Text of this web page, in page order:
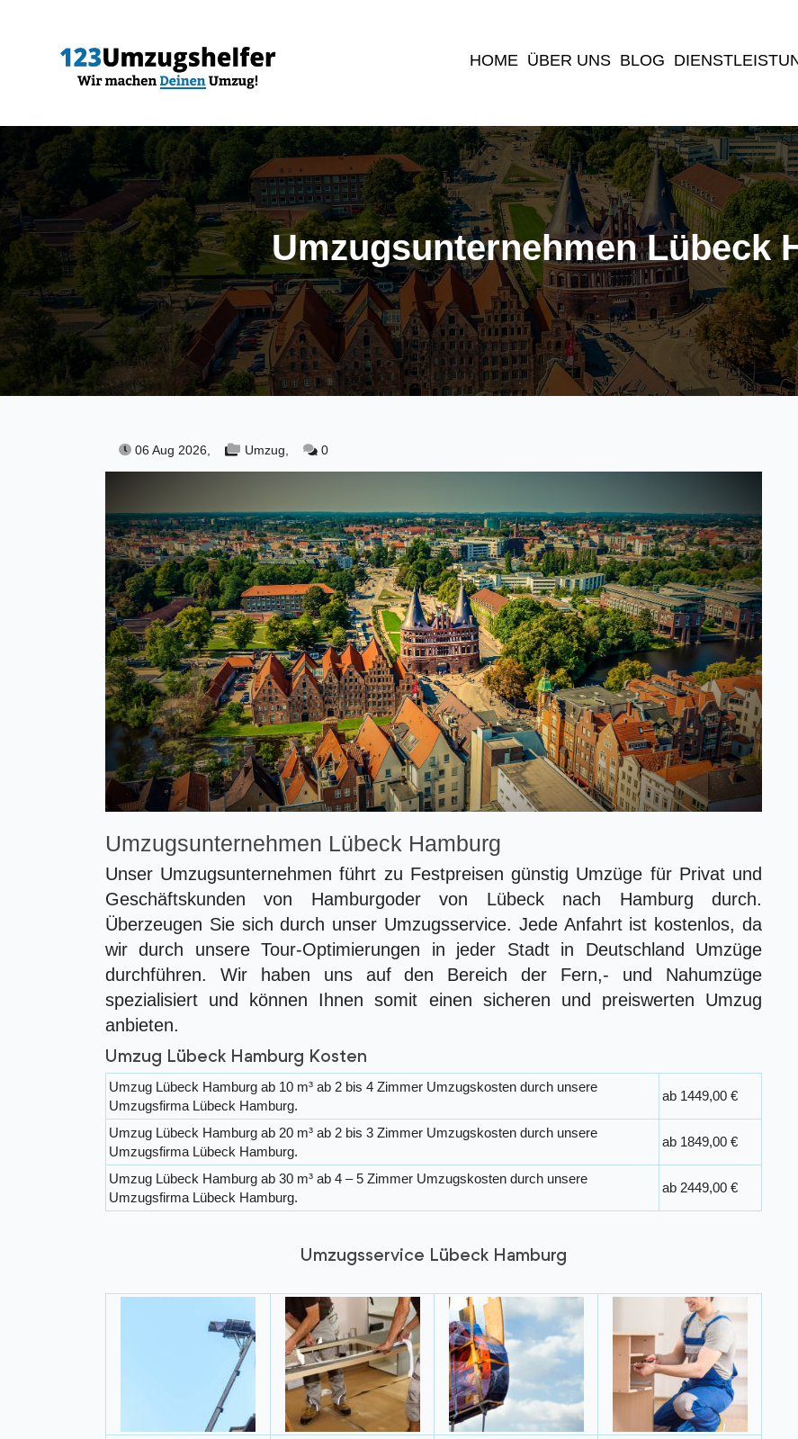
HOME(current)
ÜBER UNS BLOG
Umzugsunternehmen Lübeck
06 Aug 2026, Umzug, 0
Umzugsunternehmen Lübeck Hamburg
Unser Umzugsunternehmen führt zu Festpreisen günstig Umzüge für Privat und
Geschäftskunden von Hamburgoder von Lübeck nach Hamburg durch.
Überzeugen Sie sich durch unser Umzugsservice. Jede Anfahrt ist kostenlos, da
wir durch unsere Tour-Optimierungen in jeder Stadt in Deutschland Umzüge
durchführen. Wir haben uns auf den Bereich der Fern,- und Nahumzüge
spezialisiert und können Ihnen somit einen sicheren und preiswerten Umzug
anbieten.
Umzug Lübeck Hamburg Kosten
Umzug Lübeck Hamburg ab 10 m³ ab 2 bis 4 Zimmer Umzugskosten durch unsere
Umzugsfirma Lübeck Hamburg.
ab 1449,00 €
Umzug Lübeck Hamburg ab 20 m³ ab 2 bis 3 Zimmer Umzugskosten durch unsere
Umzugsfirma Lübeck Hamburg.
ab 1849,00 €
Umzug Lübeck Hamburg ab 30 m³ ab 4 – 5 Zimmer Umzugskosten durch unsere
Umzugsfirma Lübeck Hamburg.
ab 2449,00 €
Umzugsservice Lübeck Hamburg